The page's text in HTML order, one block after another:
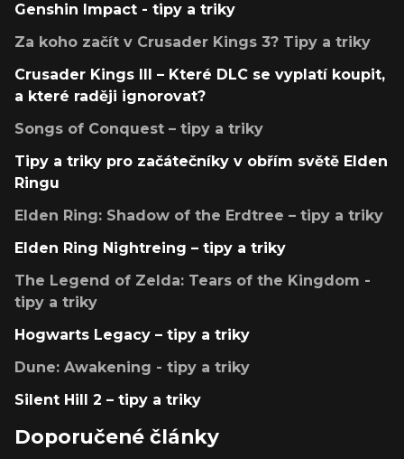
Genshin Impact - tipy a triky
Za koho začít v Crusader Kings 3? Tipy a triky
Crusader Kings III – Které DLC se vyplatí koupit,
a které raději ignorovat?
Songs of Conquest – tipy a triky
Tipy a triky pro začátečníky v obřím světě Elden
Ringu
Elden Ring: Shadow of the Erdtree – tipy a triky
Elden Ring Nightreing – tipy a triky
The Legend of Zelda: Tears of the Kingdom -
tipy a triky
Hogwarts Legacy – tipy a triky
Dune: Awakening - tipy a triky
Silent Hill 2 – tipy a triky
Doporučené články